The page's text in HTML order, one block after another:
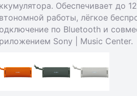
Обеспечивает до
работы, лёгкое
по Bluetooth и
Sony | Music Center.